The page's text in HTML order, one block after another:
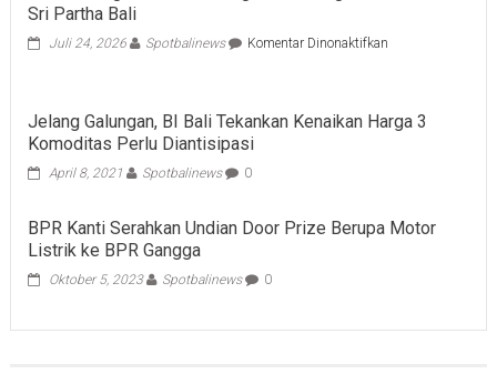
Sri Partha Bali
Juli 24, 2026 Spotbalinews Komentar Dinonaktifkanpada
Tiga
BPR
Jelang Galungan, BI Bali Tekankan Kenaikan Harga 3
Komoditas Perlu Diantisipasi
April 8, 2021 Spotbalinews 0
BPR Kanti Serahkan Undian Door Prize Berupa Motor
Listrik ke BPR Gangga
Oktober 5, 2023 Spotbalinews 0